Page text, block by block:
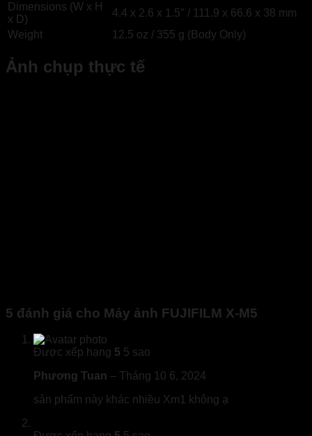
Dimensions (W x H
x D)
4.4 x 2.6 x 1.5″ / 111.9 x 66.6 x 38 mm
Weight
12.5 oz / 355 g (Body Only)
Ảnh chụp thực tế
5 đánh giá cho Máy ảnh FUJIFILM X-M5
Được xếp hạng 5 5 sao
Phương Tuan –
Tháng 10 6, 2024
sản phẩm này khác nhiều Xm1 không ạ